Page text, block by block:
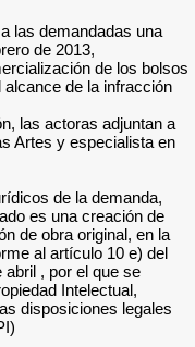
Ante tales hechos, las
carta de requerimiento en
conminándolas al cese de
y solicitando información
En orden a dejar
su demanda el estudio del
Por lo que se refiere a los
señalan las actoras que el
carácter artístico que tiene
categoría de obra plástica
Real Decreto Legislativo
aprueba el texto refundido
regularizando, aclarando
vigentes sobre la materia